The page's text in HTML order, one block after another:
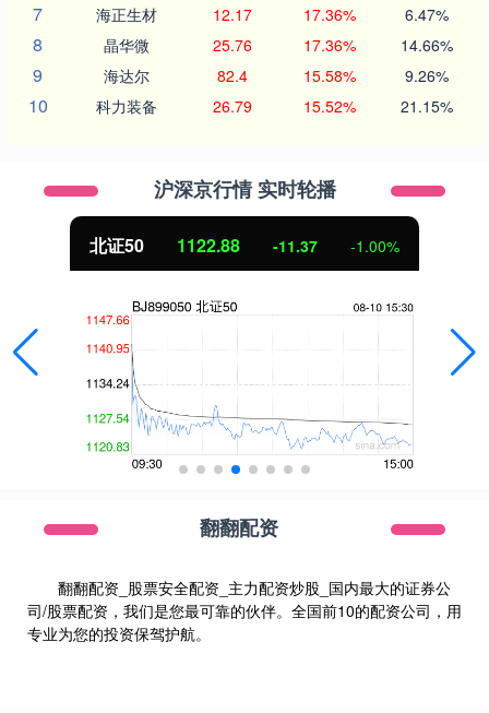
7 海正生材 12.17 17.36% 6.47%
8 晶华微 25.76 17.36% 14.66%
9 海达尔 82.4 15.58% 9.26%
10 科力装备 26.79 15.52% 21.15%
沪深京行情 实时轮播
北证50 1122.88 -11.37 -1.00%
翻翻配资
翻翻配资_股票安全配资_主力配资炒股_国内最大的证券公
司/股票配资，我们是您最可靠的伙伴。全国前10的配资公司，用
专业为您的投资保驾护航。